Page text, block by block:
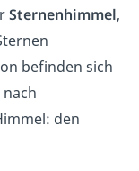
Sternenhimmel,
befinden sich
nach
den